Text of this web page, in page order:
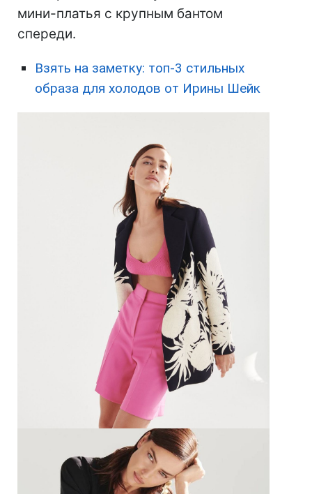
мини-платья с крупным бантом
спереди.
Взять на заметку: топ-3 стильных
образа для холодов от Ирины Шейк